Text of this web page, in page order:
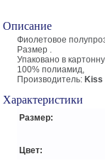
Описание
Фиолетовое
Размер .
Упаковано в
100% полиамид,
Производитель: Kiss
Характеристики
Размер:
Цвет: